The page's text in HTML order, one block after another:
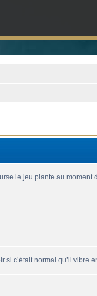
le jeu plante au
si c’était normal qu’il